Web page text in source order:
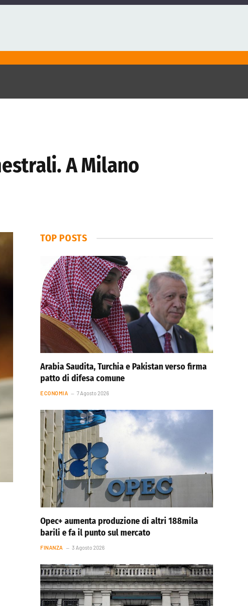
A Milano
TOP POSTS
Arabia Saudita, Turchia e Pakistan verso firma
patto di difesa comune
ECONOMIA 7 Agosto 2026
Opec+ aumenta produzione di altri 188mila
barili e fa il punto sul mercato
FINANZA 3 Agosto 2026